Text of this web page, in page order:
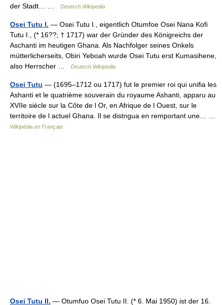
der Stadt… …
Deutsch Wikipedia
Osei Tutu I. — Osei Tutu I., eigentlich Otumfoe Osei Nana Kofi
Tutu I., (* 16??; † 1717) war der Gründer des Königreichs der
Aschanti im heutigen Ghana. Als Nachfolger seines Onkels
mütterlicherseits, Obiri Yeboah wurde Osei Tutu erst Kumasihene,
also Herrscher …
Deutsch Wikipedia
Osei Tutu — (1695–1712 ou 1717) fut le premier roi qui unifia les
Ashanti et le quatrième souverain du royaume Ashanti, apparu au
XVIIe siècle sur la Côte de l Or, en Afrique de l Ouest, sur le
territoire de l actuel Ghana. Il se distngua en remportant une… …
Wikipédia en Français
Osei Tutu II. — Otumfuo Osei Tutu II. (* 6. Mai 1950) ist der 16.